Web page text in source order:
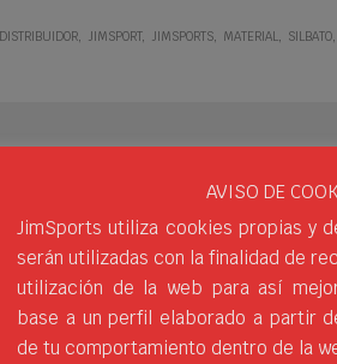
DISTRIBUIDOR JIMSPORT JIMSPORTS MATERIAL SILBATO
AVISO DE
JimSports utiliza cookies propias y
serán utilizadas con la finalidad de
utilización de la web para así
base a un perfil elaborado a partir
de tu comportamiento dentro de la